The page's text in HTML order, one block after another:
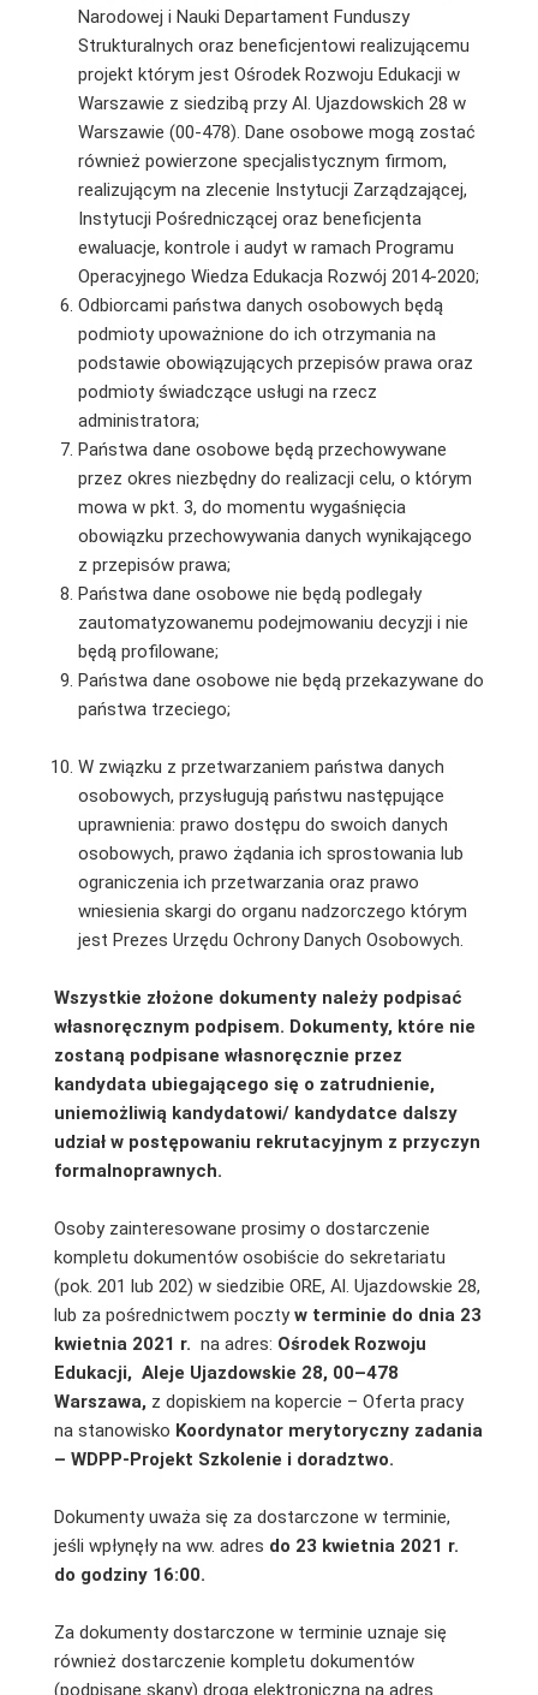
Narodowej i Nauki Departament Funduszy
Strukturalnych oraz beneficjentowi realizującemu
projekt którym jest Ośrodek Rozwoju Edukacji w
Warszawie z siedzibą przy Al. Ujazdowskich 28 w
Warszawie (00-478). Dane osobowe mogą zostać
również powierzone specjalistycznym firmom,
realizującym na zlecenie Instytucji Zarządzającej,
Instytucji Pośredniczącej oraz beneficjenta
ewaluacje, kontrole i audyt w ramach Programu
Operacyjnego Wiedza Edukacja Rozwój 2014-2020;
Odbiorcami państwa danych osobowych będą
podmioty upoważnione do ich otrzymania na
podstawie obowiązujących przepisów prawa oraz
podmioty świadczące usługi na rzecz
administratora;
Państwa dane osobowe będą przechowywane
przez okres niezbędny do realizacji celu, o którym
mowa w pkt. 3, do momentu wygaśnięcia
obowiązku przechowywania danych wynikającego
z przepisów prawa;
Państwa dane osobowe nie będą podlegały
zautomatyzowanemu podejmowaniu decyzji i nie
będą profilowane;
Państwa dane osobowe nie będą przekazywane do
państwa trzeciego;
W związku z przetwarzaniem państwa danych
osobowych, przysługują państwu następujące
uprawnienia: prawo dostępu do swoich danych
osobowych, prawo żądania ich sprostowania lub
ograniczenia ich przetwarzania oraz prawo
wniesienia skargi do organu nadzorczego którym
jest Prezes Urzędu Ochrony Danych Osobowych.
Wszystkie złożone dokumenty należy podpisać
własnoręcznym podpisem. Dokumenty, które nie
zostaną podpisane własnoręcznie przez
kandydata ubiegającego się o zatrudnienie,
uniemożliwią kandydatowi/ kandydatce dalszy
udział w postępowaniu rekrutacyjnym z przyczyn
formalnoprawnych.
Osoby zainteresowane prosimy o dostarczenie
kompletu dokumentów osobiście do sekretariatu
(pok. 201 lub 202) w siedzibie ORE, Al. Ujazdowskie 28,
lub za pośrednictwem pocztyw terminie do dnia 23
kwietnia 2021 r. na adres: Ośrodek Rozwoju
Edukacji, Aleje Ujazdowskie 28, 00–478
Warszawa, z dopiskiem na kopercie – Oferta pracy
na stanowisko Koordynator merytoryczny zadania
– WDPP-Projekt Szkolenie i doradztwo.
Dokumenty uważa się za dostarczone w terminie,
jeśli wpłynęły na ww. adres do 23 kwietnia 2021 r.
do godziny 16:00.
Za dokumenty dostarczone w terminie uznaje się
również dostarczenie kompletu dokumentów
(podpisane skany) drogą elektroniczną na adres